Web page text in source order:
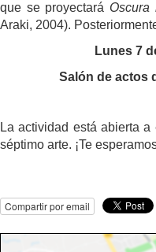
que se proyectará Oscura
Araki, 2004).
Lunes 7
Salón de actos
La actividad está abierta
séptimo arte. ¡Te
Compartir por email